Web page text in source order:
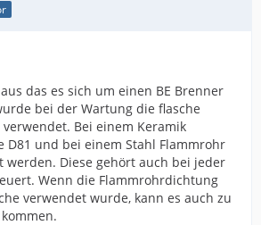
das es sich um einen BE Brenner
bei der Wartung die flasche
Bei einem Keramik
D81 und bei einem Stahl Flammrohr
werden. Diese gehört auch bei jeder
Wenn die Flammrohrdichtung
verwendet wurde, kann es auch zu